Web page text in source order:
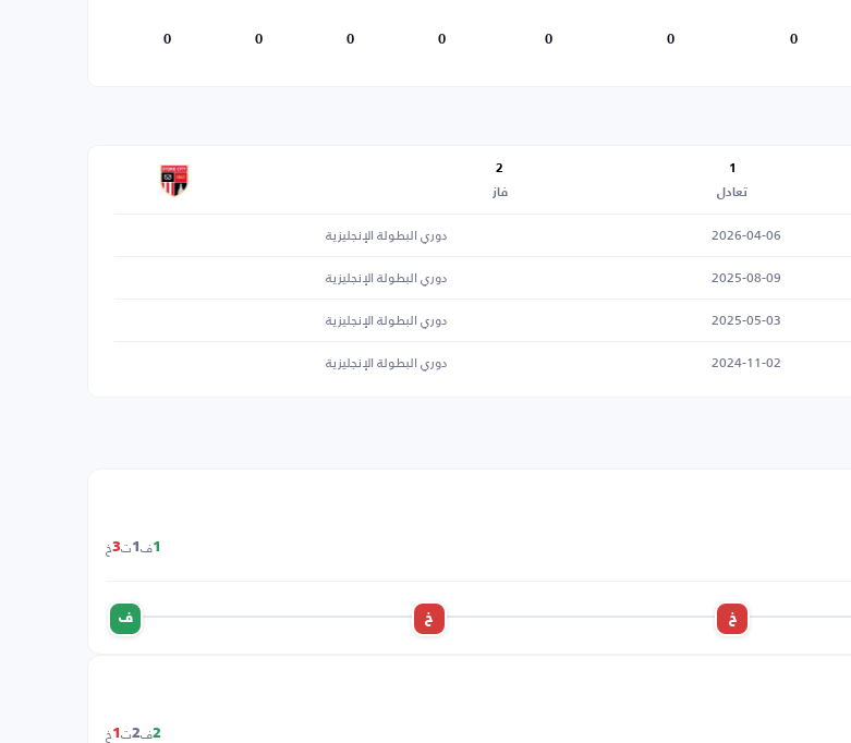
0
0
0
0
0
0
0
1
تعادل
2
فاز
2026-04-06
دوري البطولة الإنجليزية
2025-08-09
دوري البطولة الإنجليزية
2025-05-03
دوري البطولة الإنجليزية
2024-11-02 دوري البطولة الإنجليزية
1ف 1ت3خ
خ خ ف
2ف2ت 1خ